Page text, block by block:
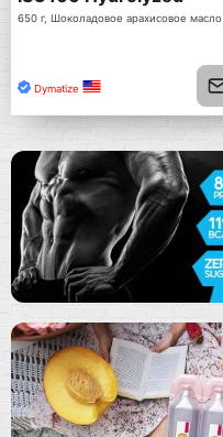
650 г, Шоколадовое арахисовое масло
Dymatize